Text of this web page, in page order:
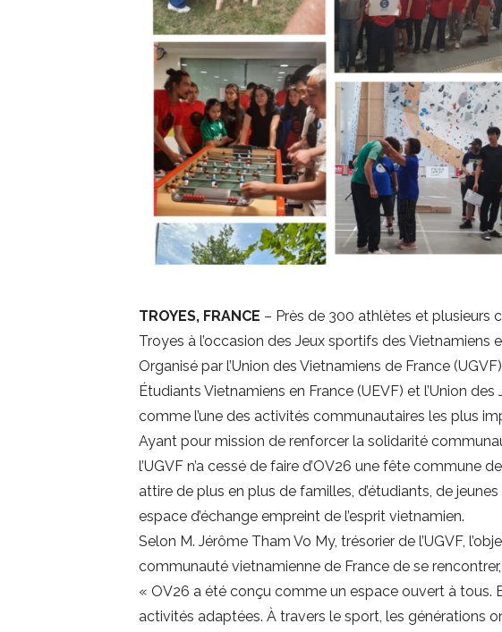
TROYES, FRANCE – Près de 300 athlètes et plusieurs
Troyes à l’occasion des Jeux sportifs des Vietnamiens
Organisé par l’Union des Vietnamiens de France
Étudiants Vietnamiens en France (UEVF) et l’Union
comme l’une des activités communautaires les plus
Ayant pour mission de renforcer la solidarité
l’UGVF n’a cessé de faire d’OV26 une fête commune
attire de plus en plus de familles, d’étudiants, de
espace d’échange empreint de l’esprit vietnamien.
Selon M. Jérôme Tham Vo My, trésorier de l’UGVF,
communauté vietnamienne de France de se
« OV26 a été conçu comme un espace ouvert à
activités adaptées. À travers le sport, les générations